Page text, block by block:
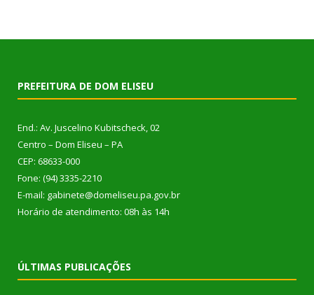
PREFEITURA DE DOM ELISEU
End.: Av. Juscelino Kubitscheck, 02
Centro – Dom Eliseu – PA
CEP: 68633-000
Fone: (94) 3335-2210
E-mail: gabinete@domeliseu.pa.gov.br
Horário de atendimento: 08h às 14h
ÚLTIMAS PUBLICAÇÕES